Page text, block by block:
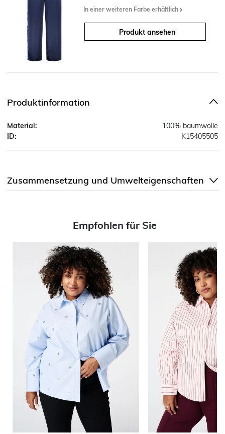
In einer weiteren Farbe erhältlich
Produkt ansehen
Produktinformation
Material:
100% baumwolle
ID:
K15405505
Zusammensetzung und Umwelteigenschaften
Empfohlen für Sie